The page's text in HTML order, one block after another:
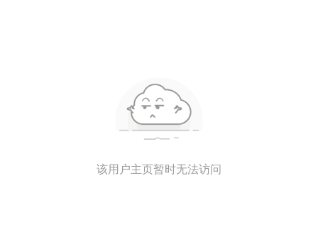
该用户主页暂时无法访问